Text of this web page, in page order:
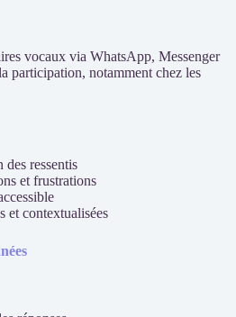
vocaux via WhatsApp, Messenger
participation, notamment chez les
ressentis
et frustrations
et contextualisées